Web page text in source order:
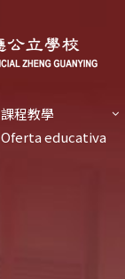
課程教學
Oferta educativa